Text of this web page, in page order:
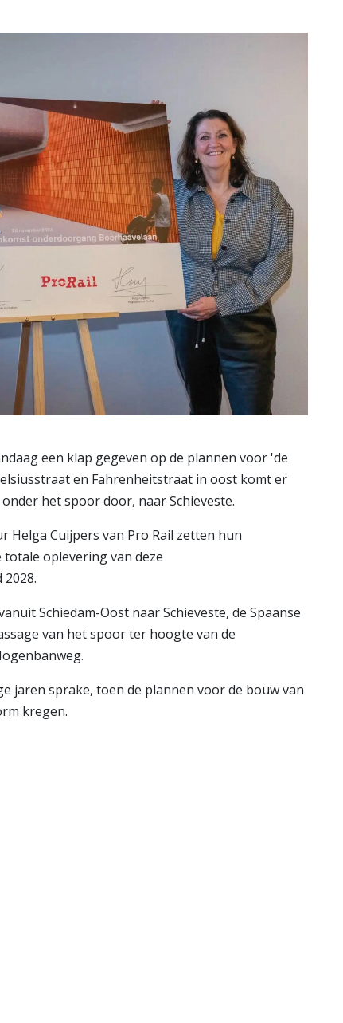
een klap gegeven op de plannen voor 'de
en Fahrenheitstraat in oost komt er
het spoor door, naar Schieveste.
Cuijpers van Pro Rail zetten hun
oplevering van deze
Schiedam-Oost naar Schieveste, de Spaanse
van het spoor ter hoogte van de
jaren sprake, toen de plannen voor de bouw van
kregen.
Bekijk de pagina